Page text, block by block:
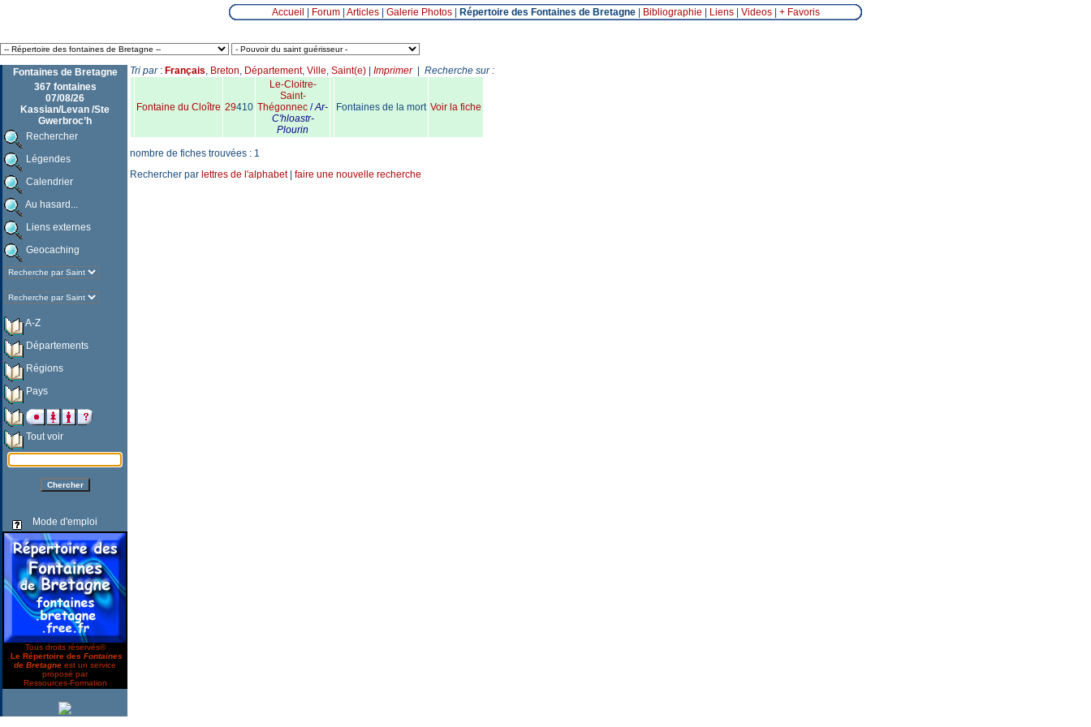
Accueil Forum| Articles| Galerie Photos| Répertoire des Fontaines de Bretagne| Bibliographie Liens| Videos| + Favoris
Fontaines de Bretagne
367 fontaines
07/08/26
Kassian/Levan /Ste
Gwerbroc’h
Rechercher
Légendes
Calendrier
Au hasard...
Liens externes
Geocaching
A-Z
Départements
Régions
Pays
Tout voir
Mode d'emploi
Tous droits réservés©
Le Répertoire des Fontaines
de Bretagne est un service
proposé par
Ressources-Formation
Tri par: Français, Breton, Département, Ville, Saint(e) Imprimer| Recherche sur :
Fontaine du Cloître 29410
Le-Cloitre-
Saint-
Thégonnec /Ar-
C'hloastr-
Plourin
Fontaines de la mort Voir la fiche
nombre de fiches trouvées : 1
Rechercher par lettres de l'alphabet| faire une nouvelle recherche